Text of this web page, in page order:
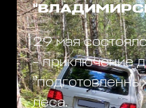
29 мая
- приключение
леса.